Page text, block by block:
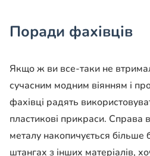
Поради фахівців
Якщо ж ви все-таки не
сучасним модним віянням і
фахівці радять
пластикові прикраси. Справа
металу накопичується більше
штангах з інших матеріалів,